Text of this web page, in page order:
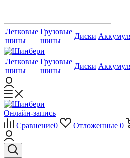
Легковые
шины
Грузовые
шины
Диски
Легковые
шины
Грузовые
шины
Диски
Онлайн-запись
Сравнение0 Отложенные 0